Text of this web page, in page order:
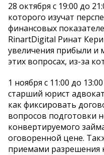
28 октября с 19:00 до
которого изучат
финансовых
RinartDigital Ринат
увеличения прибыли и
этих вопросах, из-за
1 ноября с 11:00 до
старший юрист
как фиксировать
вопросов подготовки
конвертируемого
оговоренной цене.
приемами разрешения